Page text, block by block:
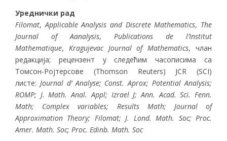
Уреднички рад
Filomat, Applicable Analysis and Discrete Mathematics, The
Journal of Aanalysis, Publications de l’Institut
Mathematique, Kragujevac Journal of Mathematics, члан
редакција; рецензент y следећим часописима ca
Tомсон-Ројтерсове (Thomson Reuters) JCR (SCI)
листе: Journal d’ Analyse; Const. Aprox; Potential Analysis;
ROMP; J. Math. Anal. Appl; Izrael J; Ann. Acad. Sci. Fenn.
Math; Complex variables; Results Math; Journal of
Approximation Theory; Filomat; J. Lond. Math. Soc; Proc.
Amer. Math. Soc; Proc. Edinb. Math. Soc